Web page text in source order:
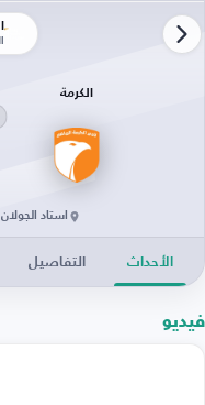
الكرمة
استاد الجولان
الأحداث التفاصيل
فيديو